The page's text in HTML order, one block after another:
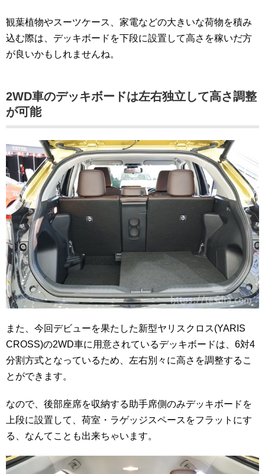
観葉植物やスーツケース、家電などの大きいな荷物を積み
込む際は、デッキボードを下段に設置して高さを稼いだ方
が良いかもしれませんね。
2WD車のデッキボードは左右独立して高さ調整
が可能
また、今回デビューを果たした新型ヤリスクロス(YARIS
CROSS)の2WD車に用意されているデッキボードは、6対4
分割方式となっているため、左右別々に高さを調整するこ
とができます。
なので、後部座席を収納する助手席側のみデッキボードを
上段に設置して、荷室・ラゲッジスペースをフラットにす
る、なんてことも出来ちゃいます。